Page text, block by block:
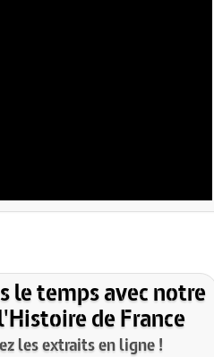
le temps avec notre
de France
les extraits en ligne !